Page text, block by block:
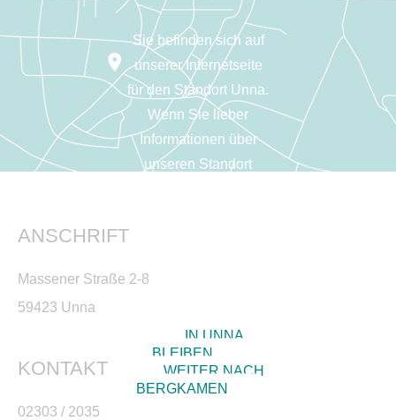
Sie befinden sich auf
unserer Internetseite
für den Standort Unna.
Wenn Sie lieber
Informationen über
unseren Standort
IN UNNA
BLEIBEN
WEITER NACH
BERGKAMEN
ANSCHRIFT
Massener Straße 2-8
59423 Unna
KONTAKT
02303 / 2035